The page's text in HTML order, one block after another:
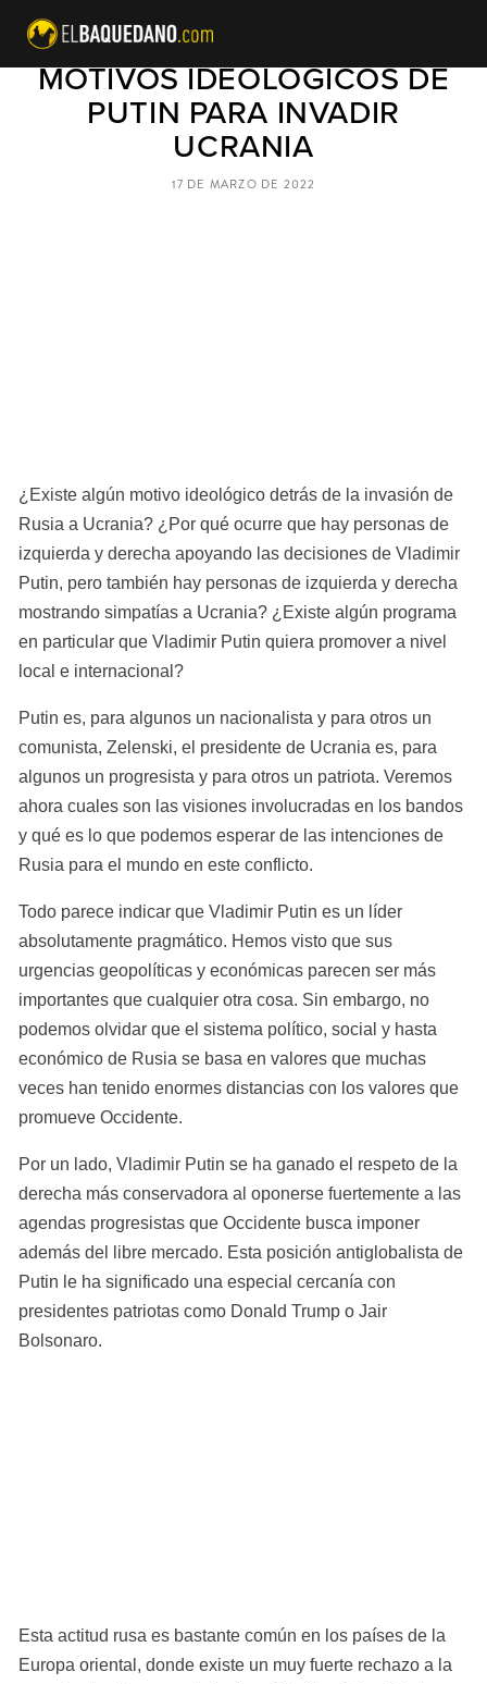
ESPECIAL BAQUEDANO: LOS
MOTIVOS IDEOLÓGICOS DE
PUTIN PARA INVADIR
UCRANIA
¿Existe algún motivo ideológico detrás de la invasión de
Rusia a Ucrania? ¿Por qué ocurre que hay personas de
izquierda y derecha apoyando las decisiones de Vladimir
Putin, pero también hay personas de izquierda y derecha
mostrando simpatías a Ucrania? ¿Existe algún programa
en particular que Vladimir Putin quiera promover a nivel
local e internacional?
Putin es, para algunos un nacionalista y para otros un
comunista, Zelenski, el presidente de Ucrania es, para
algunos un progresista y para otros un patriota. Veremos
ahora cuales son las visiones involucradas en los bandos
y qué es lo que podemos esperar de las intenciones de
Rusia para el mundo en este conflicto.
Todo parece indicar que Vladimir Putin es un líder
absolutamente pragmático. Hemos visto que sus
urgencias geopolíticas y económicas parecen ser más
importantes que cualquier otra cosa. Sin embargo, no
podemos olvidar que el sistema político, social y hasta
económico de Rusia se basa en valores que muchas
veces han tenido enormes distancias con los valores que
promueve Occidente.
Por un lado, Vladimir Putin se ha ganado el respeto de la
derecha más conservadora al oponerse fuertemente a las
agendas progresistas que Occidente busca imponer
además del libre mercado. Esta posición antiglobalista de
Putin le ha significado una especial cercanía con
presidentes patriotas como Donald Trump o Jair
Bolsonaro.
Esta actitud rusa es bastante común en los países de la
Europa oriental, donde existe un muy fuerte rechazo a la
17 DE MARZO DE 2022